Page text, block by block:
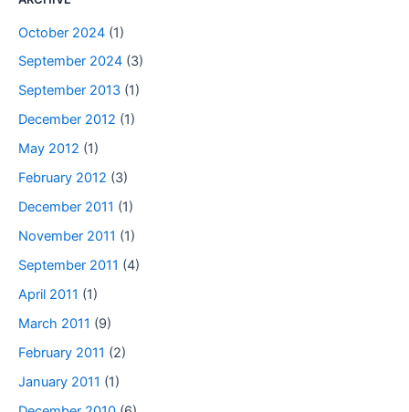
October 2024 (1)
September 2024 (3)
September 2013 (1)
December 2012 (1)
May 2012 (1)
February 2012 (3)
December 2011 (1)
November 2011 (1)
September 2011 (4)
April 2011 (1)
March 2011 (9)
February 2011 (2)
January 2011 (1)